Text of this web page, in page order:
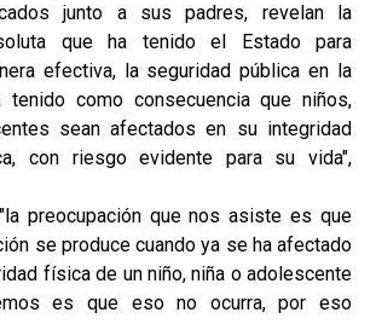
junto a sus padres, revelan la
que ha tenido el Estado para
efectiva, la seguridad pública en la
como consecuencia que niños,
sean afectados en su integridad
con riesgo evidente para su vida",
preocupación que nos asiste es que
se produce cuando ya se ha afectado
física de un niño, niña o adolescente
es que eso no ocurra, por eso